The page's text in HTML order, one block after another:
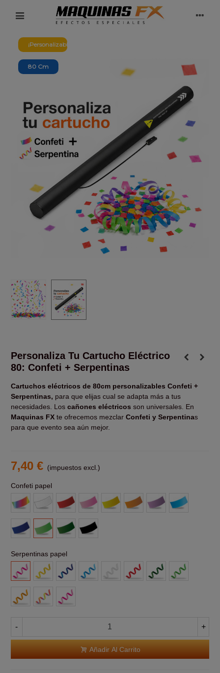
80 Cm
¡Personalizable!
Personaliza Tu Cartucho Eléctrico
80: Confeti + Serpentinas
Cartuchos eléctricos de 80cm personalizables Confeti +
Serpentinas, para que elijas cual se adapta más a tus
necesidades. Loscañones eléctricos son universales. En
Maquinas FXte ofrecemos mezclar Confeti y Serpentinas
para que evento sea aún mejor.
7,40 € (impuestos excl.)
Confeti papel
MulticolorBlanco Rojo Rosa Amarillo Naranja Morado
Azul
claro
Azul
Verde
claro
Verde
Oscuro
Negro
Serpentinas papel
Rosa
Amarillas Azul
Azul
Claro
Roja Verde
Verde
Claro
Naranja
MulticolorRosas
- +
Añadir Al Carrito